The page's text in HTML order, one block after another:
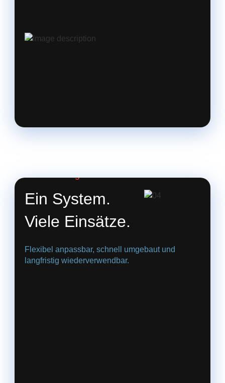
Ein System.
Viele Einsätze.
Flexibel anpassbar, schnell umgebaut und
langfristig wiederverwendbar.